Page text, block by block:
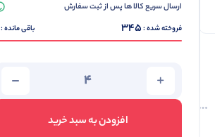
ارسال سریع کالا ها پس از ثبت سفارش
فروخته شده :345 باقی مانده :
افزودن به سبد خرید